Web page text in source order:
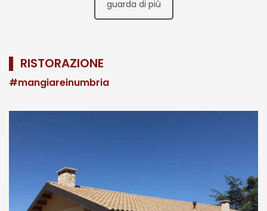
guarda di più
▌ RISTORAZIONE
#mangiareinumbria